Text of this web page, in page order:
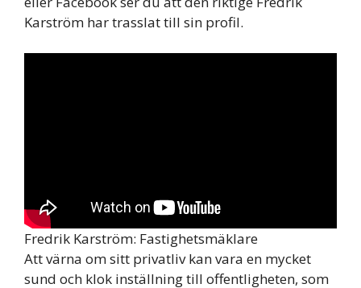
Karström har trasslat till sin profil.
Fredrik Karström: Fastighetsmäklare
Att värna om sitt privatliv kan vara en mycket
sund och klok inställning till offentligheten, som